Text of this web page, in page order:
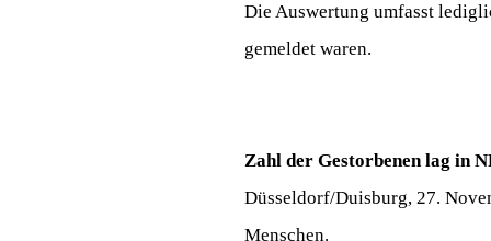
Die Auswertung umfasst
gemeldet waren.
Zahl der Gestorbenen lag in
Düsseldorf/Duisburg, 27.
Menschen.